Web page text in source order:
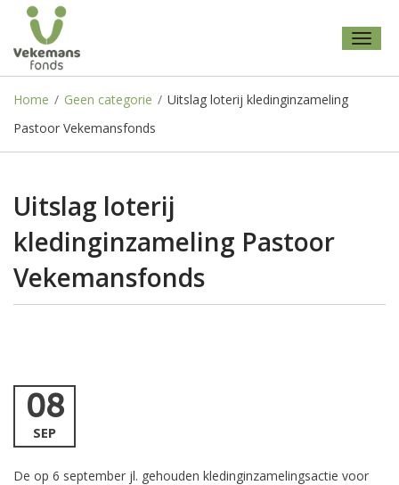
Home / Geen categorie / Uitslag loterij kledinginzameling
Pastoor Vekemansfonds
Uitslag loterij
kledinginzameling Pastoor
Vekemansfonds
08
SEP
De op 6 september jl. gehouden kledinginzamelingsactie voor